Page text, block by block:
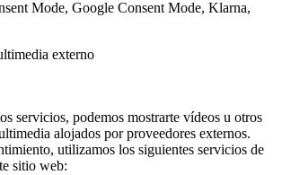
Mode, Google Consent Mode, Klarna,
externo
servicios, podemos mostrarte vídeos u otros
alojados por proveedores externos.
utilizamos los siguientes servicios de
sitio web: